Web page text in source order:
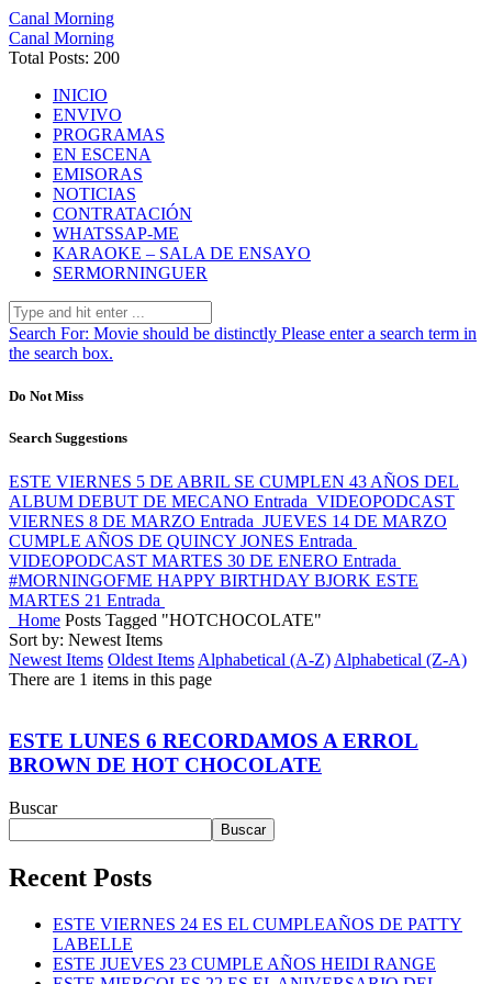
Canal Morning
Canal Morning
Total Posts: 200
INICIO
ENVIVO
PROGRAMAS
EN ESCENA
EMISORAS
NOTICIAS
CONTRATACIÓN
WHATSSAP-ME
KARAOKE – SALA DE ENSAYO
SERMORNINGUER
Search For: Movie should be distinctly Please enter a search term in
the search box.
Do Not Miss
Search Suggestions
ESTE VIERNES 5 DE ABRIL SE CUMPLEN 43 AÑOS DEL
ALBUM DEBUT DE MECANO Entrada VIDEOPODCAST
VIERNES 8 DE MARZO Entrada JUEVES 14 DE MARZO
CUMPLE AÑOS DE QUINCY JONES Entrada
VIDEOPODCAST MARTES 30 DE ENERO Entrada
#MORNINGOFME HAPPY BIRTHDAY BJORK ESTE
MARTES 21 Entrada
Home Posts Tagged "HOTCHOCOLATE"
Sort by: Newest Items
Newest Items Oldest Items Alphabetical (A-Z) Alphabetical (Z-A)
There are 1 items in this page
ESTE LUNES 6 RECORDAMOS A ERROL
BROWN DE HOT CHOCOLATE
Buscar
Buscar
Recent Posts
ESTE VIERNES 24 ES EL CUMPLEAÑOS DE PATTY
LABELLE
ESTE JUEVES 23 CUMPLE AÑOS HEIDI RANGE